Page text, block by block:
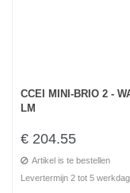
CCEI MINI-BRIO 2 -
LM
€ 204.55
Artikel is te bestellen
Levertermijn 2 tot 5